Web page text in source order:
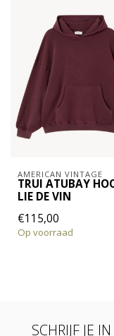
AMERICAN VINTAGE
TRUI ATUBAY
LIE DE VIN
€115,00
Op voorraad
SCHRIJF JE